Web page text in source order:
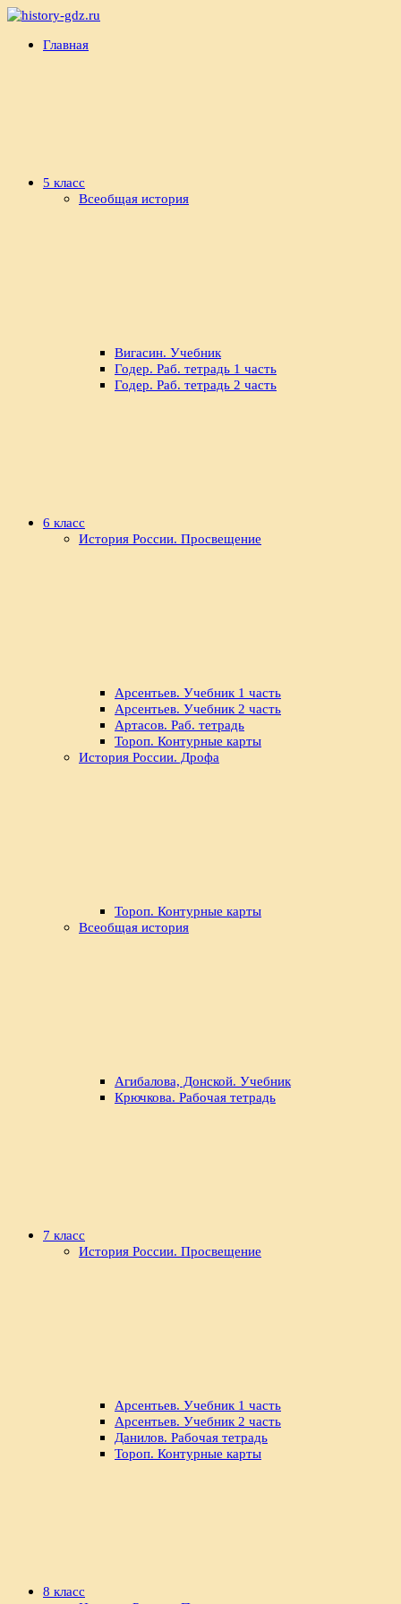
Перейти
содержимому
history-
ГотовыеГлавная
5 класс
Всеобщая история
Вигасин. Учебник
Годер. Раб. тетрадь 1 часть
Годер. Раб. тетрадь 2 часть
6 класс
История России. Просвещение
Арсентьев. Учебник 1 часть
Арсентьев. Учебник 2 часть
Артасов. Раб. тетрадь
Тороп. Контурные карты
История России. Дрофа
Тороп. Контурные карты
Всеобщая история
Агибалова, Донской. Учебник
Крючкова. Рабочая тетрадь
7 класс
История России. Просвещение
Арсентьев. Учебник 1 часть
Арсентьев. Учебник 2 часть
Данилов. Рабочая тетрадь
Тороп. Контурные карты
8 класс